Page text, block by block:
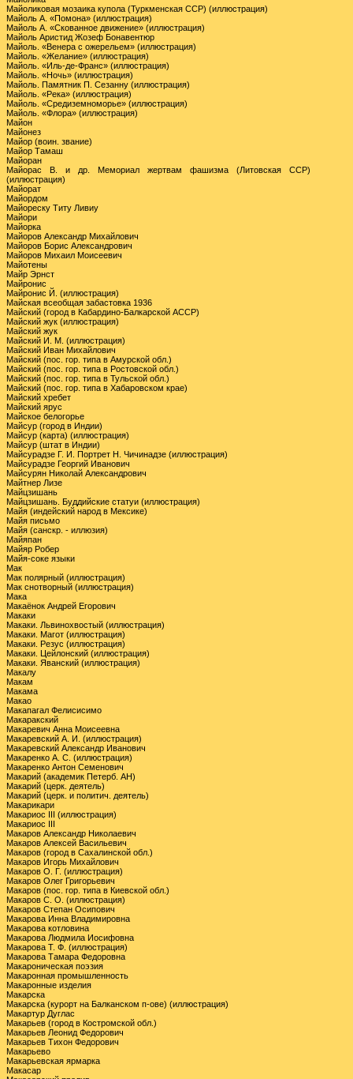
Майоликовая мозаика купола (Туркменская ССР) (иллюстрация)
Майоль А. «Помона» (иллюстрация)
Майоль А. «Скованное движение» (иллюстрация)
Майоль Аристид Жозеф Бонавентюр
Майоль. «Венера с ожерельем» (иллюстрация)
Майоль. «Желание» (иллюстрация)
Майоль. «Иль-де-Франс» (иллюстрация)
Майоль. «Ночь» (иллюстрация)
Майоль. Памятник П. Сезанну (иллюстрация)
Майоль. «Река» (иллюстрация)
Майоль. «Средиземноморье» (иллюстрация)
Майоль. «Флора» (иллюстрация)
Майон
Майонез
Майор (воин. звание)
Майор Тамаш
Майоран
Майорас В. и др. Мемориал жертвам фашизма (Литовская ССР)
(иллюстрация)
Майорат
Майордом
Майореску Титу Ливиу
Майори
Майорка
Майоров Александр Михайлович
Майоров Борис Александрович
Майоров Михаил Моисеевич
Майотены
Майр Эрнст
Майронис
Майронис Й. (иллюстрация)
Майская всеобщая забастовка 1936
Майский (город в Кабардино-Балкарской АССР)
Майский жук (иллюстрация)
Майский жук
Майский И. М. (иллюстрация)
Майский Иван Михайлович
Майский (пос. гор. типа в Амурской обл.)
Майский (пос. гор. типа в Ростовской обл.)
Майский (пос. гор. типа в Тульской обл.)
Майский (пос. гор. типа в Хабаровском крае)
Майский хребет
Майский ярус
Майское белогорье
Майсур (город в Индии)
Майсур (карта) (иллюстрация)
Майсур (штат в Индии)
Майсурадзе Г. И. Портрет Н. Чичинадзе (иллюстрация)
Майсурадзе Георгий Иванович
Майсурян Николай Александрович
Майтнер Лизе
Майцзишань
Майцзишань. Буддийские статуи (иллюстрация)
Майя (индейский народ в Мексике)
Майя письмо
Майя (санскр. - иллюзия)
Майяпан
Майяр Робер
Майя-соке языки
Мак
Мак полярный (иллюстрация)
Мак снотворный (иллюстрация)
Мака
Макаёнок Андрей Егорович
Макаки
Макаки. Львинохвостый (иллюстрация)
Макаки. Магот (иллюстрация)
Макаки. Резус (иллюстрация)
Макаки. Цейлонский (иллюстрация)
Макаки. Яванский (иллюстрация)
Макалу
Макам
Макама
Макао
Макапагал Фелисисимо
Макаракский
Макаревич Анна Моисеевна
Макаревский А. И. (иллюстрация)
Макаревский Александр Иванович
Макаренко А. С. (иллюстрация)
Макаренко Антон Семенович
Макарий (академик Петерб. АН)
Макарий (церк. деятель)
Макарий (церк. и политич. деятель)
Макарикари
Макариос III (иллюстрация)
Макариос III
Макаров Александр Николаевич
Макаров Алексей Васильевич
Макаров (город в Сахалинской обл.)
Макаров Игорь Михайлович
Макаров О. Г. (иллюстрация)
Макаров Олег Григорьевич
Макаров (пос. гор. типа в Киевской обл.)
Макаров С. О. (иллюстрация)
Макаров Степан Осипович
Макарова Инна Владимировна
Макарова котловина
Макарова Людмила Иосифовна
Макарова Т. Ф. (иллюстрация)
Макарова Тамара Федоровна
Макароническая поэзия
Макаронная промышленность
Макаронные изделия
Макарска
Макарска (курорт на Балканском п-ове) (иллюстрация)
Макартур Дуглас
Макарьев (город в Костромской обл.)
Макарьев Леонид Федорович
Макарьев Тихон Федорович
Макарьево
Макарьевская ярмарка
Макасар